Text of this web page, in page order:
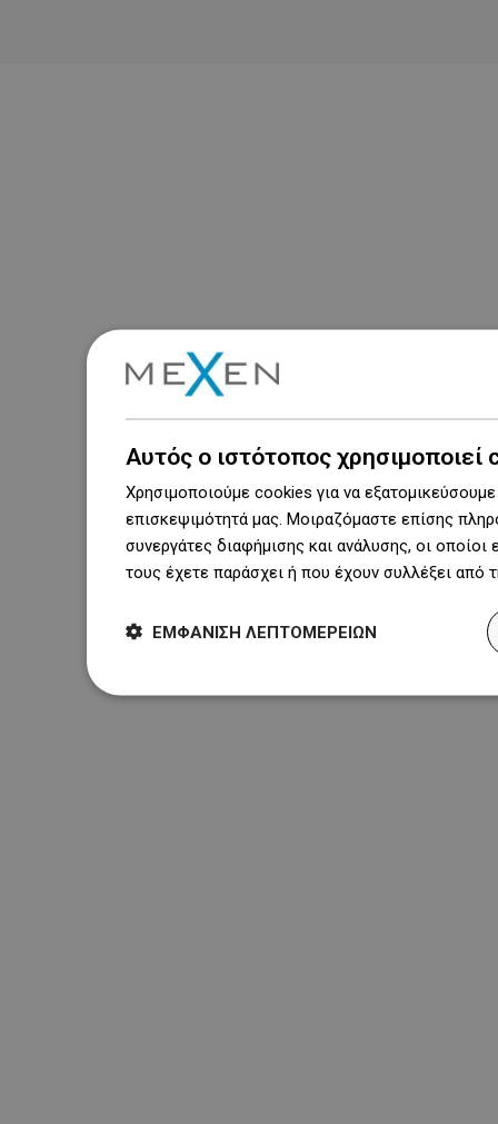
Αυτός ο ιστότοπος χρησιμοποιεί
Χρησιμοποιούμε cookies για να
επισκεψιμότητά μας. Μοιραζόμαστε επίσης
συνεργάτες διαφήμισης και ανάλυσης, οι
τους έχετε παράσχει ή που έχουν συλλέξει
ΕΜΦΆΝΙΣΗ ΛΕΠΤΟΜΕΡΕΙΏΝ